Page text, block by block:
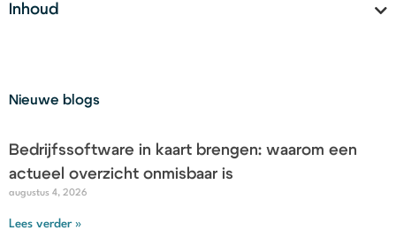
Inhoud
Nieuwe blogs
Bedrijfssoftware in kaart brengen: waarom een
actueel overzicht onmisbaar is
augustus 4, 2026
Lees verder »